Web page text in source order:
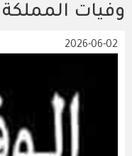
وفيات المملكة
2026-06-02